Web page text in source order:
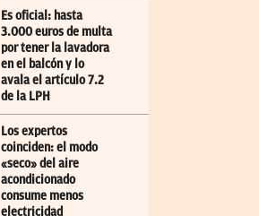
Es oficial: hasta
3.000 euros de multa
por tener la lavadora
en el balcón y lo
avala el artículo 7.2
de la LPH
Los expertos
coinciden: el modo
«seco» del aire
acondicionado
consume menos
electricidad